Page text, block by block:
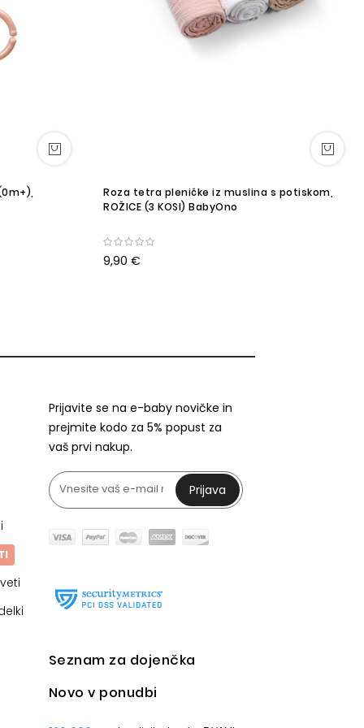
Roza tetra pleničke iz muslina s potiskom,
ROŽICE (3 KOSI) BabyOno
9,90 €
Prijavite se na e-baby novičke in
prejmite kodo za 5% popust za
vaš prvi nakup.
Prijava
Seznam za dojenčka
Novo v ponudbi